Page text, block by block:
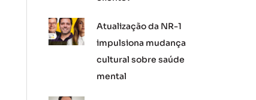
Atualização da NR-1
impulsiona mudança
cultural sobre saúde
mental